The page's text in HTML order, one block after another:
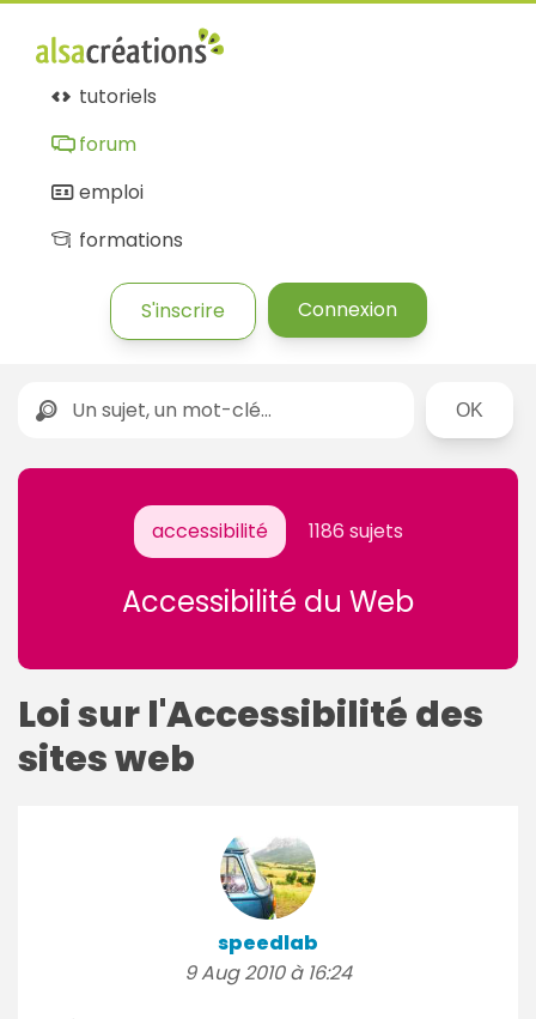
tutoriels
forum
emploi
formations
S'inscrire Connexion
Rechercher
accessibilité 1186 sujets
Accessibilité du Web
Loi sur l'Accessibilité des
sites web
speedlab
9 Aug 2010 à 16:24